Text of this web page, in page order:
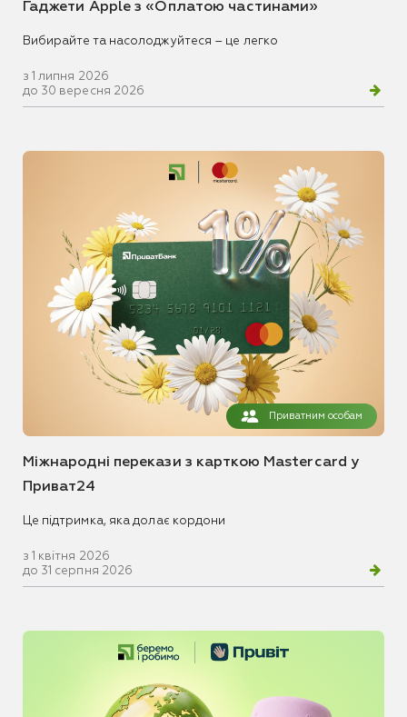
Гаджети Apple з «Оплатою частинами»
Вибирайте та насолоджуйтеся – це легко
з 1 липня 2026
до 30 вересня 2026
Приватним особам
Міжнародні перекази з карткою Mastercard у
Приват24
Це підтримка, яка долає кордони
з 1 квітня 2026
до 31 серпня 2026